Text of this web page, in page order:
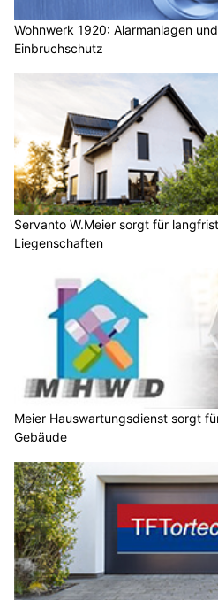
Wohnwerk 1920: Alarmanlagen
Einbruchschutz
Servanto W.Meier sorgt für
Liegenschaften
Meier Hauswartungsdienst sorgt
Gebäude